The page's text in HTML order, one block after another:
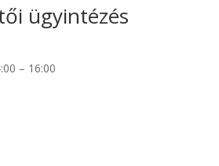
ügyintézés
– 16:00